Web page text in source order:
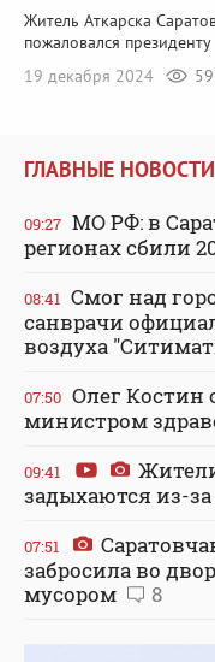
Житель Аткарска
пожаловался президенту
19 декабря 2024
ГЛАВНЫЕ НОВОСТИ
09:27 МО РФ: в
регионах сбили
08:41 Смог над
санврачи
воздуха
07:50 Олег Костин
министром
09:41
задыхаются из-
07:51
забросила во
мусором
8